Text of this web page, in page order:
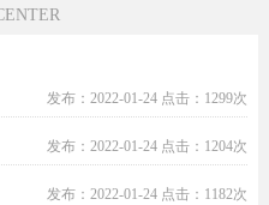
抽奖、节日活动、积分兑换等，绝对让
入! 游创网提供千万款精品官方版,BT版,
式,游戏官网,LOGO图标,游戏客服等均可
以自己设置,打造真正属于你自己的游戏
平台,游戏创业就选游创网! 游创网一直
发布：2022-01-24 点击：1299次
发布：2022-01-24 点击：1204次
发布：2022-01-24 点击：1182次